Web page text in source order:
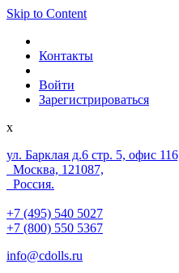
Skip to Content
Контакты
Войти
Зарегистрироваться
x
ул. Барклая д.6 стр. 5, офис
Москва, 121087,
Россия.
+7 (495) 540 5027
+7 (800) 550 5367
info@cdolls.ru